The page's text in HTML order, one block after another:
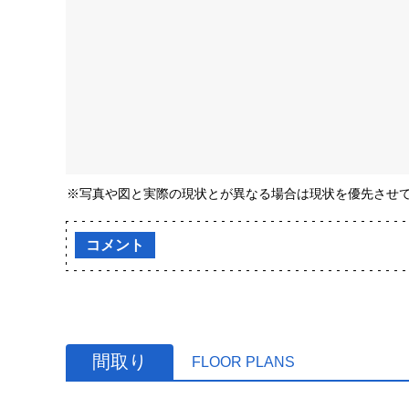
※写真や図と実際の現状とが異なる場合は現状を優先させ
コメント
間取り FLOOR PLANS